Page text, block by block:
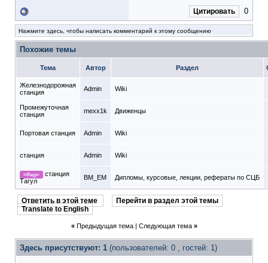
Цитировать 0
Нажмите здесь, чтобы написать комментарий к этому сообщению
Похожие темы
Тема Автор Раздел
Железнодорожная
станция
Admin Wiki
Промежуточная
станция
mexx1k Движенцы
Портовая станция Admin Wiki
станция Admin Wiki
=Ищу=
станция
Тагул
BM_EM Дипломы, курсовые, лекции, рефераты по СЦБ
Ответить в этой теме
Перейти в раздел этой темы
Translate to English
« Предыдущая тема| Следующая тема »
Здесь присутствуют: 1 (пользователей: 0 , гостей: 1)